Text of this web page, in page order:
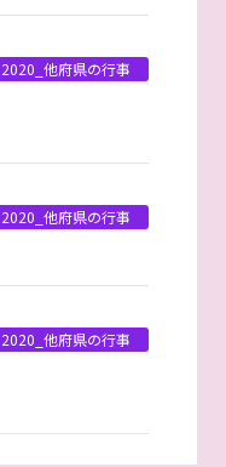
2020_他府県の行事
2020_他府県の行事
2020_他府県の行事